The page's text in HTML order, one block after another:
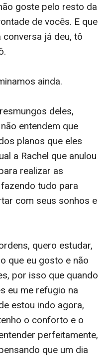
goste pelo resto da
de vocês. E que
já deu, tô
ainda.
deles,
entendem que
planos que eles
a Rachel que anulou
realizar as
tudo para
com seus sonhos e
quero estudar,
que eu gosto e não
por isso que quando
eu me refugio na
estou indo agora,
o conforto e o
perfeitamente,
que um dia